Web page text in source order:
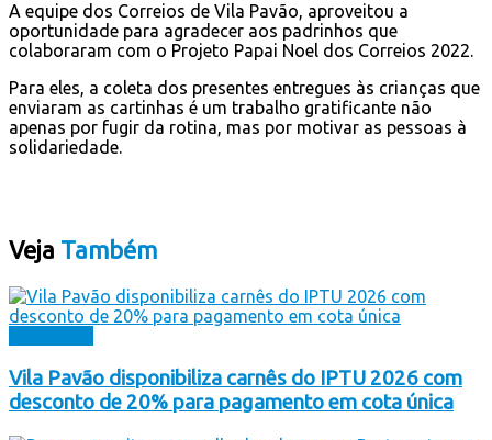
A equipe dos Correios de Vila Pavão, aproveitou a
oportunidade para agradecer aos padrinhos que
colaboraram com o Projeto Papai Noel dos Correios 2022.
Para eles, a coleta dos presentes entregues às crianças que
enviaram as cartinhas é um trabalho gratificante não
apenas por fugir da rotina, mas por motivar as pessoas à
solidariedade.
Veja Também
Vila Pavão disponibiliza carnês do IPTU 2026 com
desconto de 20% para pagamento em cota única